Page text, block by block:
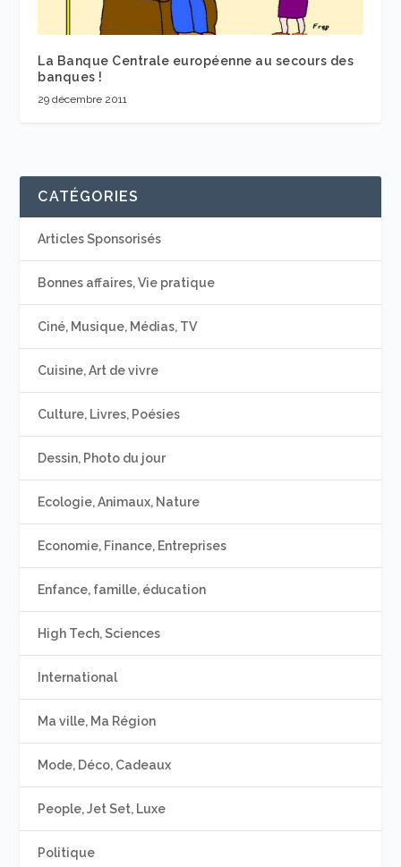
La Banque Centrale européenne au secours des
banques !
29 décembre 2011
CATÉGORIES
Articles Sponsorisés
Bonnes affaires, Vie pratique
Ciné, Musique, Médias, TV
Cuisine, Art de vivre
Culture, Livres, Poésies
Dessin, Photo du jour
Ecologie, Animaux, Nature
Economie, Finance, Entreprises
Enfance, famille, éducation
High Tech, Sciences
International
Ma ville, Ma Région
Mode, Déco, Cadeaux
People, Jet Set, Luxe
Politique